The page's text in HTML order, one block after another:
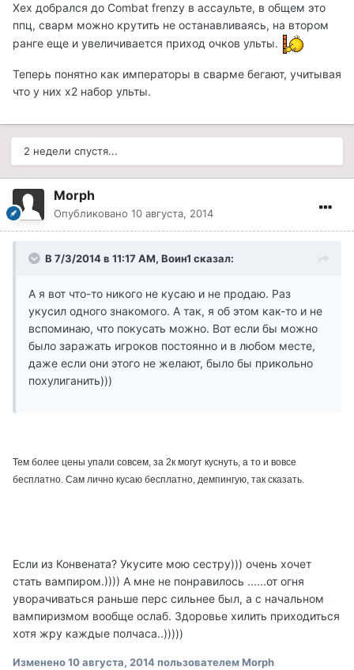
Хех добрался до Combat frenzy в ассаульте, в общем это
ппц, сварм можно крутить не останавливаясь, на втором
ранге еще и увеличивается приход очков ульты.
Теперь понятно как императоры в сварме бегают, учитывая
что у них х2 набор ульты.
2 недели спустя...
Morph
Опубликовано 10 августа, 2014
В 7/3/2014 в 11:17 AM, Воин1 сказал:
А я вот что-то никого не кусаю и не продаю. Раз
укусил одного знакомого. А так, я об этом как-то и не
вспоминаю, что покусать можно. Вот если бы можно
было заражать игроков постоянно и в любом месте,
даже если они этого не желают, было бы прикольно
похулиганить)))
Тем более цены упали совсем, за 2к могут куснуть, а то и вовсе
бесплатно. Сам лично кусаю бесплатно, демпингую, так сказать.
Если из Конвената? Укусите мою сестру))) очень хочет
стать вампиром.)))) А мне не понравилось ......от огня
уворачиваться раньше перс сильнее был, а с начальном
вампиризмом вообще ослаб. Здоровье хилить приходиться
хотя жру каждые полчаса..)))))
Изменено10 августа, 2014пользователем Morph